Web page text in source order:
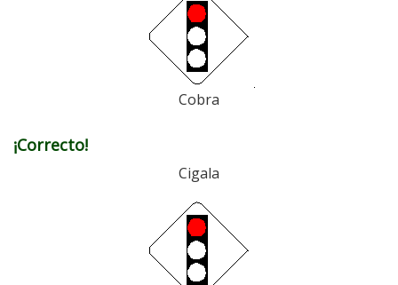
Cobra
¡Correcto!
Cigala